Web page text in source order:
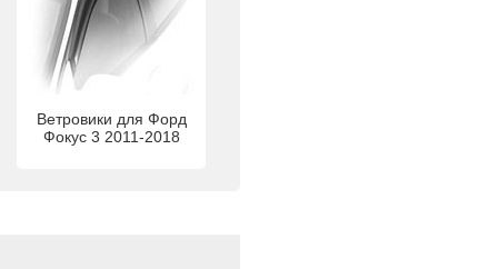
Ветровики для Форд
Фокус 3 2011-2018